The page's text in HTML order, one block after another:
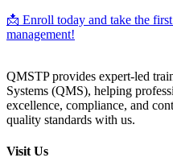
📩 Enroll today and take the
management!
QMSTP provides expert-led
Systems (QMS), helping
excellence, compliance, and
quality standards with us.
Visit Us